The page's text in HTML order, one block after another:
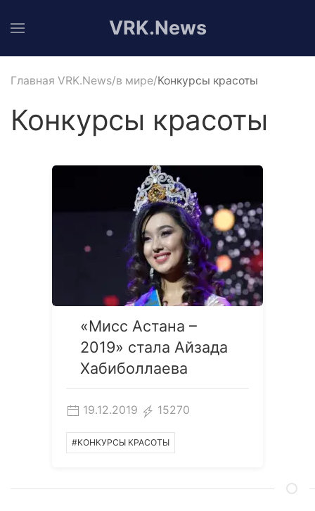
VRK.News
Главная VRK.News в мире Конкурсы красоты
Конкурсы красоты
«Мисс Астана –
2019» стала Айзада
Хабиболлаева
19.12.2019 15270
#КОНКУРСЫ КРАСОТЫ